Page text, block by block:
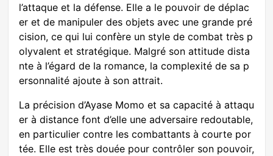
l’attaque et la défense. Elle a le pouvoir de déplac
er et de manipuler des objets avec une grande pré
cision, ce qui lui confère un style de combat très p
olyvalent et stratégique. Malgré son attitude dista
nte à l’égard de la romance, la complexité de sa p
ersonnalité ajoute à son attrait.
La précision d’Ayase Momo et sa capacité à attaqu
er à distance font d’elle une adversaire redoutable,
en particulier contre les combattants à courte por
tée. Elle est très douée pour contrôler son pouvoir,